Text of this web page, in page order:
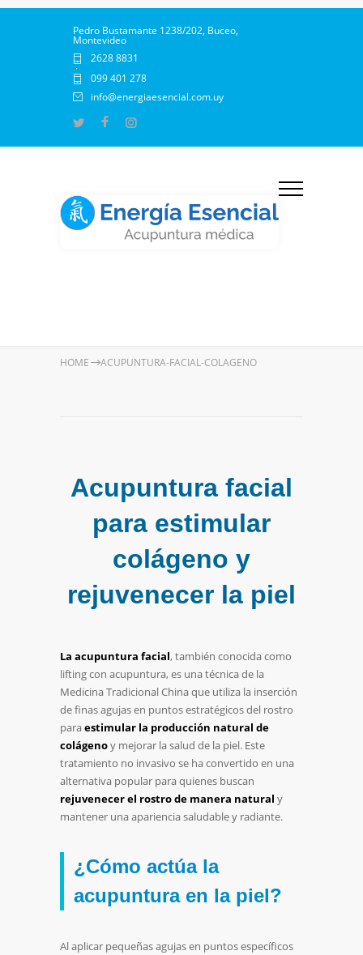
Pedro Bustamante 1238/202, Buceo,
Montevideo
2628 8831
·
099 401 278
info@energiaesencial.com.uy
HOME ACUPUNTURA-FACIAL-COLAGENO
Acupuntura facial
para estimular
colágeno y
rejuvenecer la piel
La acupuntura facial, también conocida como
lifting con acupuntura, es una técnica de la
Medicina Tradicional China que utiliza la inserción
de finas agujas en puntos estratégicos del rostro
paraestimular la producción natural de
colágenoy mejorar la salud de la piel. Este
tratamiento no invasivo se ha convertido en una
alternativa popular para quienes buscan
rejuvenecer el rostro de manera natural y
mantener una apariencia saludable y radiante.
¿Cómo actúa la
acupuntura en la piel?
Al aplicar pequeñas agujas en puntos específicos